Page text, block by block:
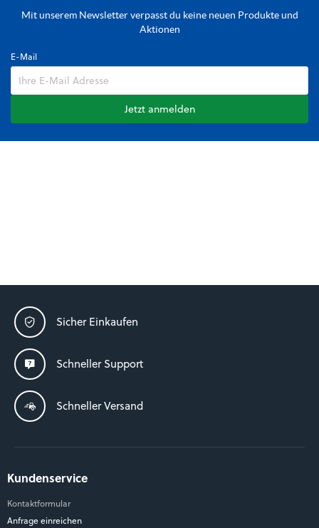
Mit unserem Newsletter verpasst du keine neuen Produkte und
Aktionen
E-Mail
Jetzt anmelden
Sicher Einkaufen
Schneller Support
Schneller Versand
Kundenservice
Kontaktformular
Anfrage einreichen